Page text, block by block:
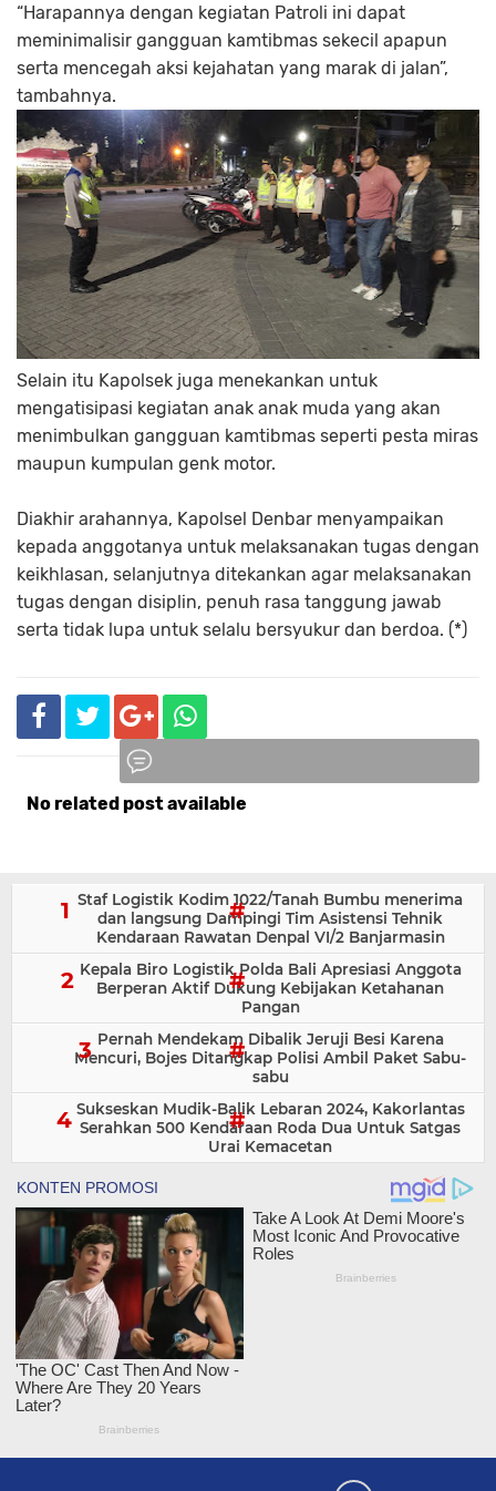
“Harapannya dengan kegiatan Patroli ini dapat
meminimalisir gangguan kamtibmas sekecil apapun
serta mencegah aksi kejahatan yang marak di jalan”,
tambahnya.
Selain itu Kapolsek juga menekankan untuk
mengatisipasi kegiatan anak anak muda yang akan
menimbulkan gangguan kamtibmas seperti pesta miras
maupun kumpulan genk motor.
Diakhir arahannya, Kapolsel Denbar menyampaikan
kepada anggotanya untuk melaksanakan tugas dengan
keikhlasan, selanjutnya ditekankan agar melaksanakan
tugas dengan disiplin, penuh rasa tanggung jawab
serta tidak lupa untuk selalu bersyukur dan berdoa. (*)
No related post available
Staf Logistik Kodim 1022/Tanah Bumbu menerima
dan langsung Dampingi Tim Asistensi Tehnik
Kendaraan Rawatan Denpal VI/2 Banjarmasin
Kepala Biro Logistik Polda Bali Apresiasi Anggota
Berperan Aktif Dukung Kebijakan Ketahanan
Pangan
Pernah Mendekam Dibalik Jeruji Besi Karena
Mencuri, Bojes Ditangkap Polisi Ambil Paket Sabu-
sabu
Sukseskan Mudik-Balik Lebaran 2024, Kakorlantas
Serahkan 500 Kendaraan Roda Dua Untuk Satgas
Urai Kemacetan